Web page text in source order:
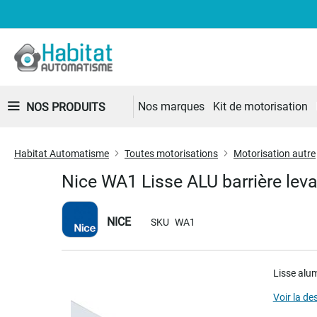
NOS PRODUITS Nos marques Kit de motorisation
Habitat Automatisme Toutes motorisations Motorisation autre
Nice WA1 Lisse ALU barrière
NICE SKU WA1
end
Lisse
Voir la